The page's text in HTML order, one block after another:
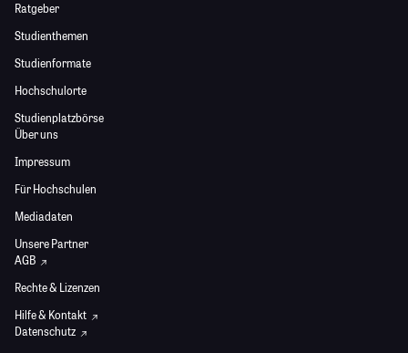
Ratgeber
Studienthemen
Studienformate
Hochschulorte
Studienplatzbörse
Über uns
Impressum
Für Hochschulen
Mediadaten
Unsere Partner
AGB
Rechte & Lizenzen
Hilfe & Kontakt
Datenschutz